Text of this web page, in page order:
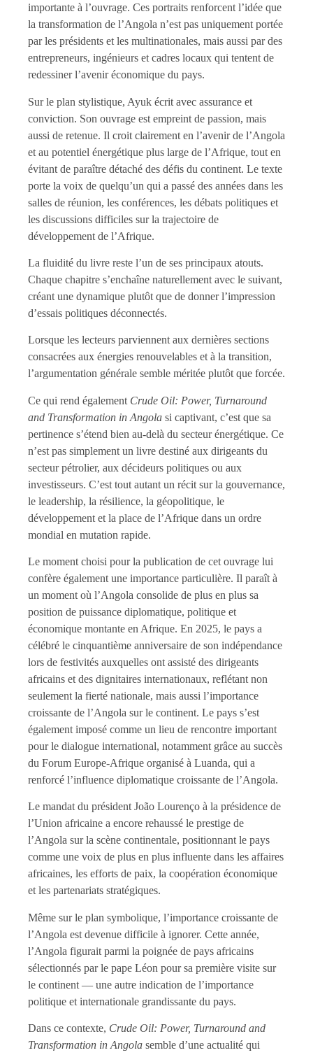
importante à l’ouvrage. Ces portraits renforcent l’idée que
la transformation de l’Angola n’est pas uniquement portée
par les présidents et les multinationales, mais aussi par des
entrepreneurs, ingénieurs et cadres locaux qui tentent de
redessiner l’avenir économique du pays.
Sur le plan stylistique, Ayuk écrit avec assurance et
conviction. Son ouvrage est empreint de passion, mais
aussi de retenue. Il croit clairement en l’avenir de l’Angola
et au potentiel énergétique plus large de l’Afrique, tout en
évitant de paraître détaché des défis du continent. Le texte
porte la voix de quelqu’un qui a passé des années dans les
salles de réunion, les conférences, les débats politiques et
les discussions difficiles sur la trajectoire de
développement de l’Afrique.
La fluidité du livre reste l’un de ses principaux atouts.
Chaque chapitre s’enchaîne naturellement avec le suivant,
créant une dynamique plutôt que de donner l’impression
d’essais politiques déconnectés.
Lorsque les lecteurs parviennent aux dernières sections
consacrées aux énergies renouvelables et à la transition,
l’argumentation générale semble méritée plutôt que forcée.
Ce qui rend également Crude Oil: Power, Turnaround
and Transformation in Angola si captivant, c’est que sa
pertinence s’étend bien au-delà du secteur énergétique. Ce
n’est pas simplement un livre destiné aux dirigeants du
secteur pétrolier, aux décideurs politiques ou aux
investisseurs. C’est tout autant un récit sur la gouvernance,
le leadership, la résilience, la géopolitique, le
développement et la place de l’Afrique dans un ordre
mondial en mutation rapide.
Le moment choisi pour la publication de cet ouvrage lui
confère également une importance particulière. Il paraît à
un moment où l’Angola consolide de plus en plus sa
position de puissance diplomatique, politique et
économique montante en Afrique. En 2025, le pays a
célébré le cinquantième anniversaire de son indépendance
lors de festivités auxquelles ont assisté des dirigeants
africains et des dignitaires internationaux, reflétant non
seulement la fierté nationale, mais aussi l’importance
croissante de l’Angola sur le continent. Le pays s’est
également imposé comme un lieu de rencontre important
pour le dialogue international, notamment grâce au succès
du Forum Europe-Afrique organisé à Luanda, qui a
renforcé l’influence diplomatique croissante de l’Angola.
Le mandat du président João Lourenço à la présidence de
l’Union africaine a encore rehaussé le prestige de
l’Angola sur la scène continentale, positionnant le pays
comme une voix de plus en plus influente dans les affaires
africaines, les efforts de paix, la coopération économique
et les partenariats stratégiques.
Même sur le plan symbolique, l’importance croissante de
l’Angola est devenue difficile à ignorer. Cette année,
l’Angola figurait parmi la poignée de pays africains
sélectionnés par le pape Léon pour sa première visite sur
le continent — une autre indication de l’importance
politique et internationale grandissante du pays.
Dans ce contexte, Crude Oil: Power, Turnaround and
Transformation in Angola semble d’une actualité qui